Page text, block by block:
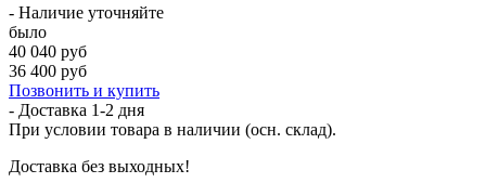
- Наличие уточняйте
было
40 040 руб
36 400 руб
Позвонить и купить
- Доставка 1-2 дня
При условии товара в наличии (осн. склад).
Доставка без выходных!